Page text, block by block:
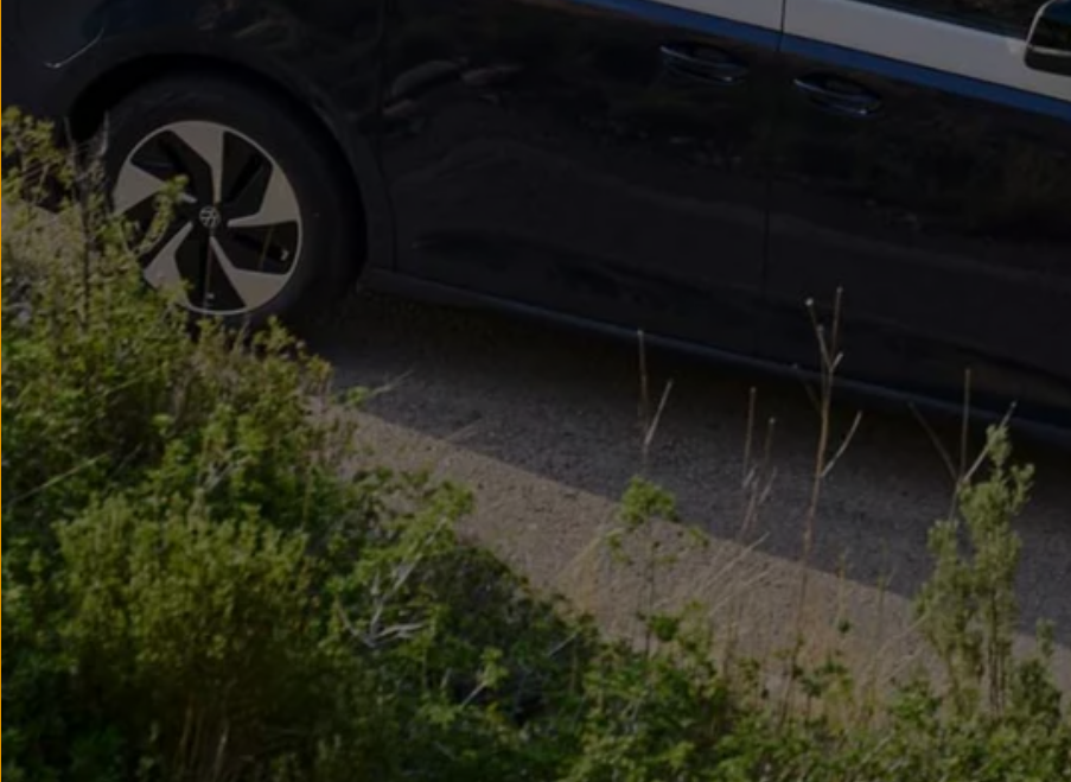
Korzyści autoryzowanego serwisowania
Informacje dla warsztatów
Świat Volkswagena
Eksploatacja
Samochody hybrydowe
SUV-y
Elektromobilność
Rozwój
Technologia
Nowy samochód krok po kroku – poradnik zakupu i finansowania
Samochody ekonomiczne i ekologiczne
Technologie i bezpieczeństwo
Odwiedź Volkswagen Home
Warto wybrać Volkswagena
Infolinia Volkswagen
Podcast Elektrycznie Tematyczni
Umów się na Serwis
Newsletter ID.
Społeczność Volkswagena
Znajdź Dealera
Zapisz się na jazdę próbną